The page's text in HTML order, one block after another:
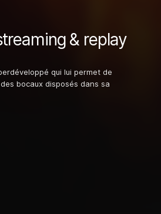
& replay
qui lui permet de
bocaux disposés dans sa